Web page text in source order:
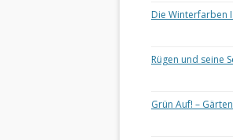
Die Winterfarben
Rügen und seine
Grün Auf! –